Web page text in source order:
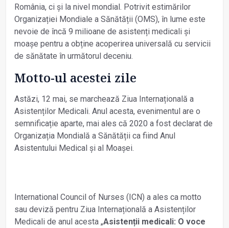
România, ci și la nivel mondial. Potrivit estimărilor
Organizației Mondiale a Sănătății (OMS), în lume este
nevoie de încă 9 milioane de asistenți medicali și
moașe pentru a obține acoperirea universală cu servicii
de sănătate în următorul deceniu.
Motto-ul acestei zile
Astăzi, 12 mai, se marchează Ziua Internațională a
Asistenților Medicali. Anul acesta, evenimentul are o
semnificație aparte, mai ales că 2020 a fost declarat de
Organizația Mondială a Sănătății ca fiind Anul
Asistentului Medical și al Moașei.
International Council of Nurses (ICN) a ales ca motto
sau deviză pentru Ziua Internațională a Asistenților
Medicali de anul acesta „Asistenții medicali: O voce